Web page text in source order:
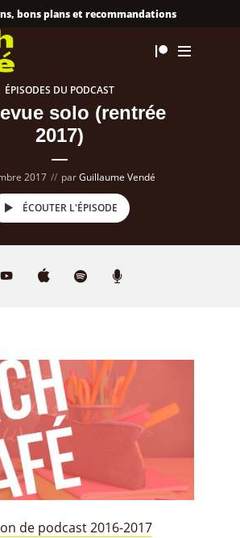
bons plans et recommandations
ÉPISODES DU PODCAST
solo (rentrée
2017)
2017 parGuillaume Vendé
ÉCOUTER L'ÉPISODE
de podcast 2016-2017